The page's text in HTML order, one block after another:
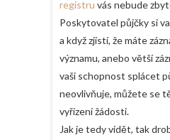
registru vás nebude
Poskytovatel půjčky si
a když zjistí, že máte
významu, anebo větší
vaši schopnost splácet
neovlivňuje, můžete se
vyřízení žádosti.
Jak je tedy vidět, tak